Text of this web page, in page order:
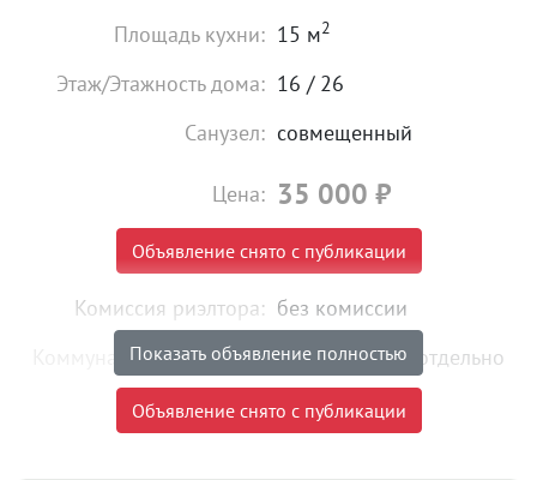
Площадь кухни: 15 м2
Этаж/Этажность дома: 16 / 26
Санузел: совмещенный
Цена: 35 000 ₽
Объявление снято с публикации
Комиссия риэлтора: без комиссии
Коммунальные платежи: оплачиваются отдельно
Объект № 176049. Ждет своего арендатора
Показать объявление полностью
Объявление снято с публикации